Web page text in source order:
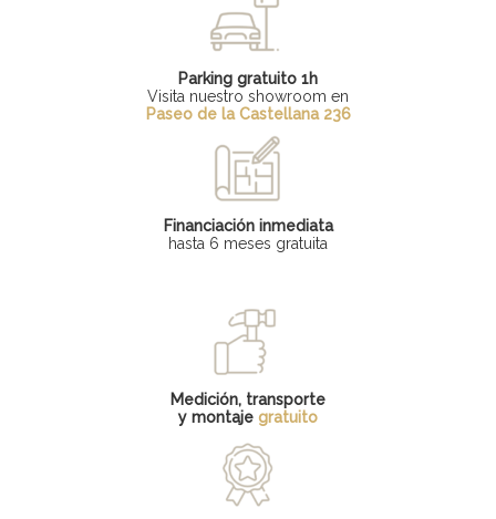
Parking gratuito 1h
Visita nuestro showroom en
Paseo de la Castellana 236
Financiación inmediata
hasta 6 meses gratuita
Medición, transporte
y montaje gratuito